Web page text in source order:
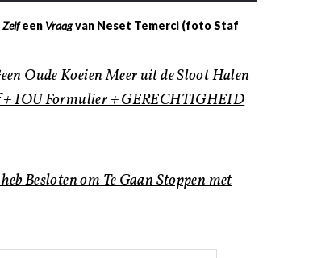
Zelfeen Vraagvan Neset Temerci (foto Staf
Oude Koeien Meer uit de Sloot Halen
+ IOU Formulier + GERECHTIGHEID
Besloten om Te Gaan Stoppen met